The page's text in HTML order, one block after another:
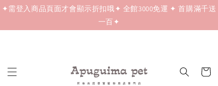
✦需登入商品頁面才會顯示折扣哦✦ 全館3000免運 ✦ 首購滿千送
一百✦